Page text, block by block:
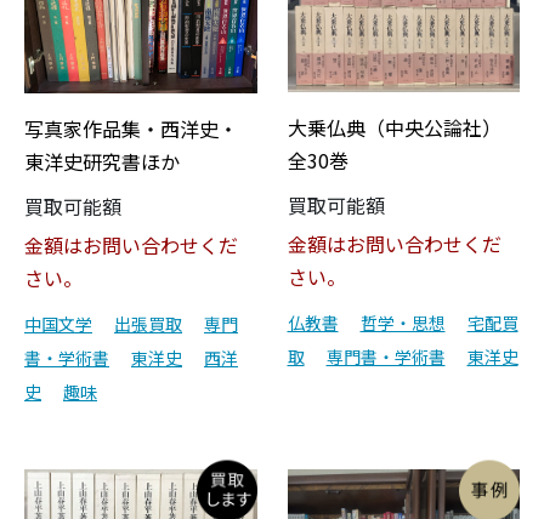
写真家作品集・西洋史・
東洋史研究書ほか
買取可能額
金額はお問い合わせくだ
さい。
中国文学 出張買取
専門
書・学術書
東洋史
西洋
史
趣味
大乗仏典（中央公論社）
全30巻
買取可能額
金額はお問い合わせくだ
さい。
仏教書 哲学・思想
宅配買
取
専門書・学術書 東洋史